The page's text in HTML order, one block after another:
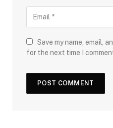
Save my name, email,
for the next time I